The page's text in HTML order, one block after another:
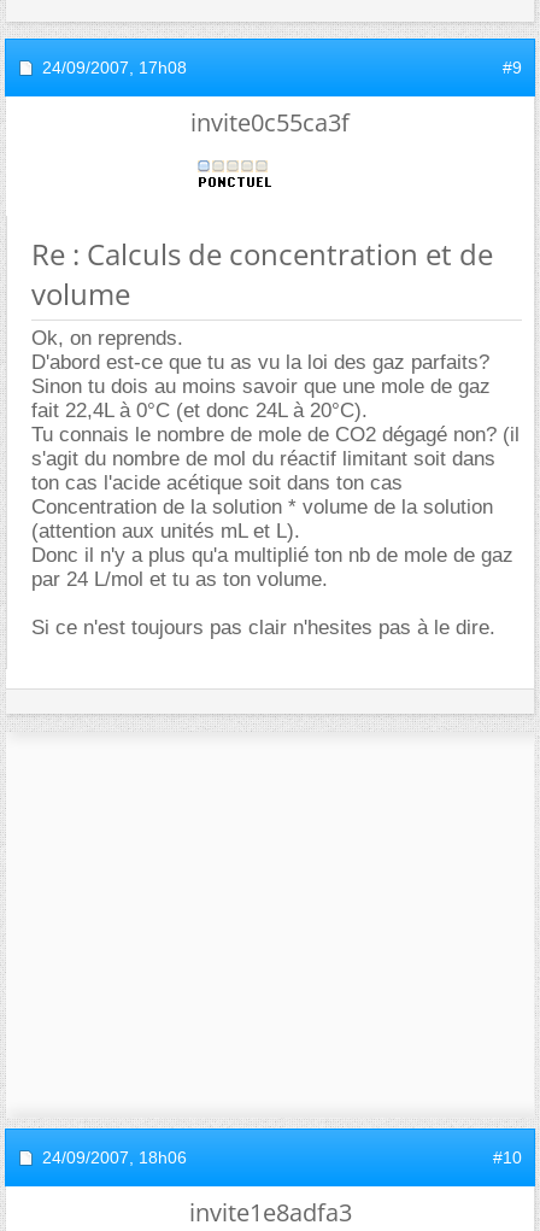
24/09/2007, 17h08 #9
invite0c55ca3f
Re : Calculs de concentration et de
volume
Ok, on reprends.
D'abord est-ce que tu as vu la loi des gaz parfaits?
Sinon tu dois au moins savoir que une mole de gaz
fait 22,4L à 0°C (et donc 24L à 20°C).
Tu connais le nombre de mole de CO2 dégagé non? (il
s'agit du nombre de mol du réactif limitant soit dans
ton cas l'acide acétique soit dans ton cas
Concentration de la solution * volume de la solution
(attention aux unités mL et L).
Donc il n'y a plus qu'a multiplié ton nb de mole de gaz
par 24 L/mol et tu as ton volume.
Si ce n'est toujours pas clair n'hesites pas à le dire.
24/09/2007, 18h06 #10
invite1e8adfa3